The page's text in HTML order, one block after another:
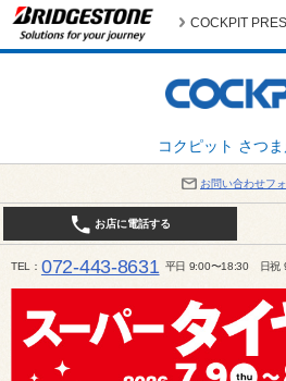
コクピット さつま
COCKPIT
お問い合わせフ
お店に電話する
TEL 072-443-8631 平日 9:00〜18:30 日祝